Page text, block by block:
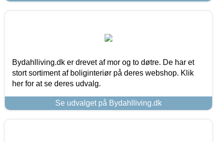
Bydahlliving.dk er drevet af mor og to døtre. De har et
stort sortiment af boliginteriør på deres webshop. Klik
her for at se deres udvalg.
Se udvalget på Bydahlliving.dk